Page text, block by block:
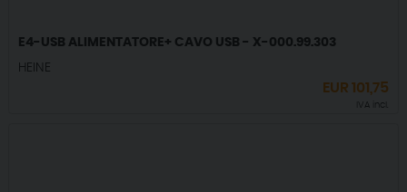
E4-USB ALIMENTATORE+ CAVO USB - X-000.99.303
HEINE
EUR101,75
IVA incl.